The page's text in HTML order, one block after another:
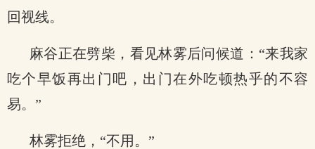
回视线。
麻谷正在劈柴，看见林雾后问候道：“来我家
吃个早饭再出门吧，出门在外吃顿热乎的不容
易。”
林雾拒绝，“不用。”